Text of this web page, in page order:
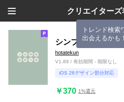
クリエイターズ
トレンド検索
出会えるかも！
シンプル（beige
hotatekun
V1.89 / 有効期間 - 期限なし
iOS 26デザイン部分対応
￥370 1%還元